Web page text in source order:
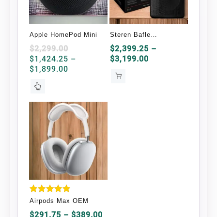
Apple HomePod Mini
$2,299.00
$1,424.25 –
$1,899.00
$1,899.00
Este
tiene
múltiples
variantes.
Las
opciones
pueden
elegir
en
la
Steren Bafle
Profesional BAF-
1594BT Bluetooth
$2,399.25 –
$3,199.00
Valorado
5.00
Airpods Max OEM
$291.75 – $389.00